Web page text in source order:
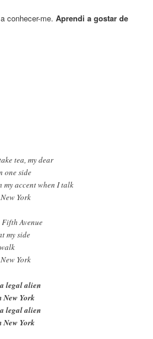
conhecer-me.Aprendi a gostar de
tea, my dear
one side
my accent when I talk
York
Avenue
my side
York
legal alien
New York
legal alien
New York